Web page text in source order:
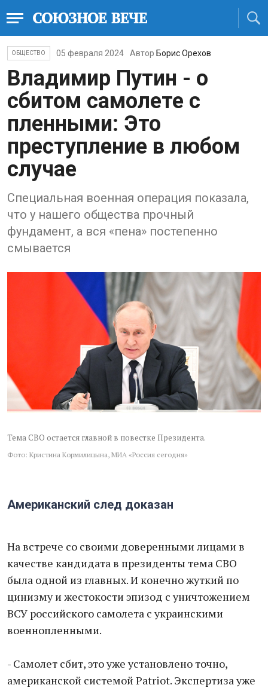
ОБЩЕСТВО 05 февраля 2024 Автор Борис Орехов
Владимир Путин - о
сбитом самолете с
пленными: Это
преступление в любом
случае
Специальная военная операция показала,
что у нашего общества прочный
фундамент, а вся «пена» постепенно
смывается
Тема СВО остается главной в повестке Президента.
Фото: Кристина Кормилицына, МИА «Россия сегодня»
Американский след доказан
На встрече со своими доверенными лицами в
качестве кандидата в президенты тема СВО
была одной из главных. И конечно жуткий по
цинизму и жестокости эпизод с уничтожением
ВСУ российского самолета с украинскими
военнопленными.
- Самолет сбит, это уже установлено точно,
американской системой Patriot. Экспертиза уже